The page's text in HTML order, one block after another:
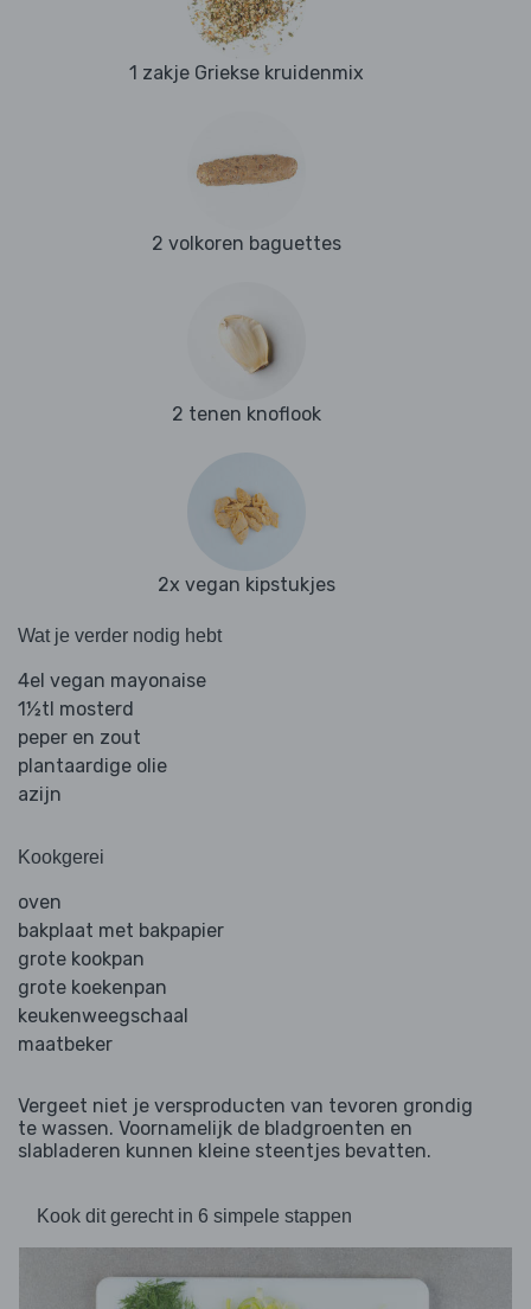
1 zakje Griekse kruidenmix
2 volkoren baguettes
2 tenen knoflook
2x vegan kipstukjes
Wat je verder nodig hebt
4el vegan mayonaise
1½tl mosterd
peper en zout
plantaardige olie
azijn
Kookgerei
oven
bakplaat met bakpapier
grote kookpan
grote koekenpan
keukenweegschaal
maatbeker
Vergeet niet je versproducten van tevoren grondig
te wassen. Voornamelijk de bladgroenten en
slabladeren kunnen kleine steentjes bevatten.
Kook dit gerecht in 6 simpele stappen